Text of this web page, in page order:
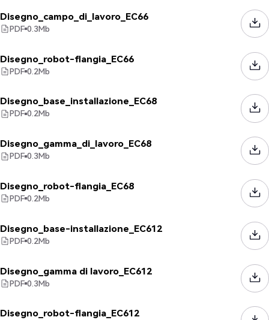
Disegno_campo_di_lavoro_EC66
PDF 0.3Mb
Disegno_robot-flangia_EC66
PDF 0.2Mb
Disegno_base_installazione_EC68
PDF 0.2Mb
Disegno_gamma_di_lavoro_EC68
PDF 0.3Mb
Disegno_robot-flangia_EC68
PDF 0.2Mb
Disegno_base-installazione_EC612
PDF 0.2Mb
Disegno_gamma di lavoro_EC612
PDF 0.3Mb
Disegno_robot-flangia_EC612